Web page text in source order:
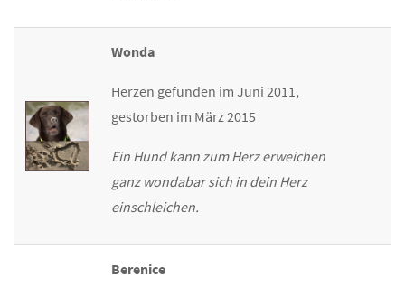
Wonda
Herzen gefunden im Juni 2011,
gestorben im März 2015
Ein Hund kann zum Herz erweichen
ganz wondabar sich in dein Herz
einschleichen.
Berenice